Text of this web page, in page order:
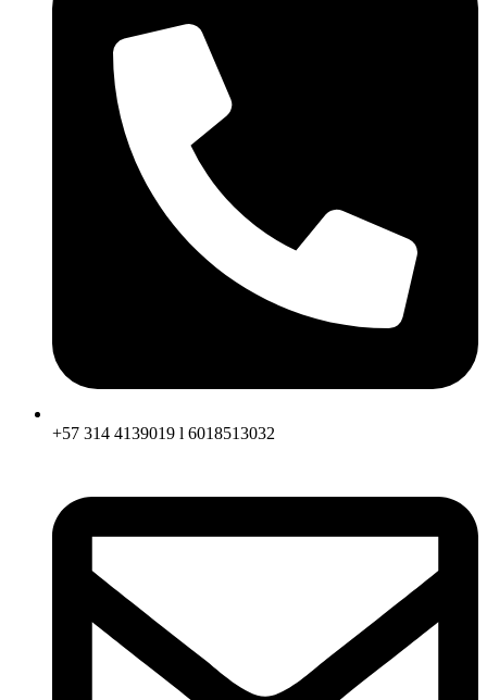
+57 314 4139019 l 6018513032